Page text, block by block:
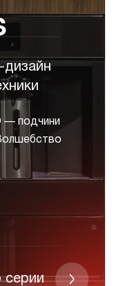
дизайн
— подчини
серии